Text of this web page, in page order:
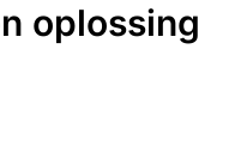
oplossing